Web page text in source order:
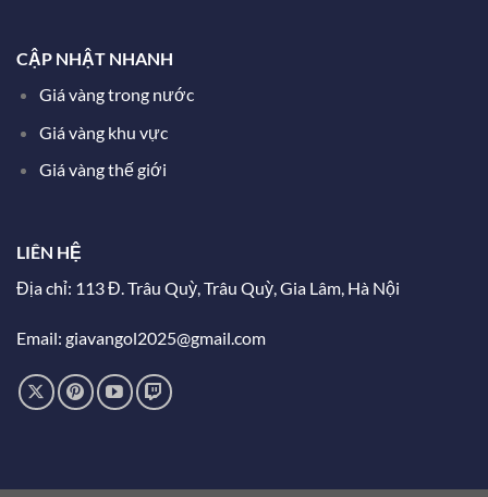
CẬP NHẬT NHANH
Giá vàng trong nước
Giá vàng khu vực
Giá vàng thế giới
LIÊN HỆ
Địa chỉ: 113 Đ. Trâu Quỳ, Trâu Quỳ, Gia Lâm, Hà Nội
Email: giavangol2025@gmail.com